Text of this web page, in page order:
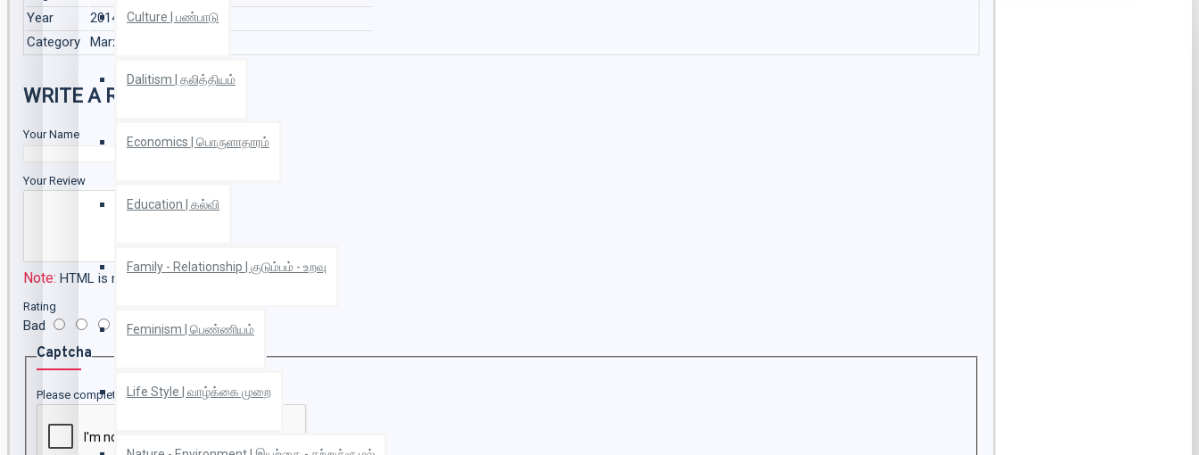
Culture | பண்பாடு
Dalitism | தலித்தியம்
Economics | பொருளாதாரம்
Education | கல்வி
Family - Relationship | குடும்பம் - உறவு
Feminism | பெண்ணியம்
Life Style | வாழ்க்கை முறை
Year
2014
Category
Marxism | மார்க்சியம்
WRITE A REVIEW
Your Name
Your Review
Note: HTML is not translated!
Rating
Bad Good
Captcha
Please complete the captcha validation below